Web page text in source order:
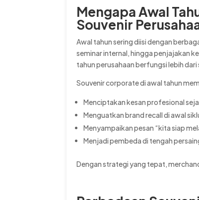
Mengapa Awal
Souvenir
Awal tahun sering diisi dengan
seminar internal, hingga penjajakan
tahun perusahaan berfungsi lebih
Souvenir corporate di awal tahun
Menciptakan kesan profesional
Menguatkan brand recall di awal
Menyampaikan pesan “kita siap
Menjadi pembeda di tengah
Dengan strategi yang tepat,